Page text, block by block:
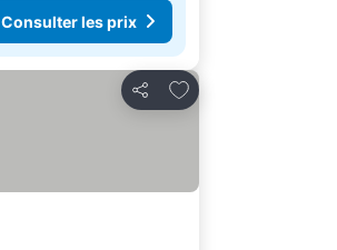
Consulter les prix
Partager
Ajouter à mes favoris